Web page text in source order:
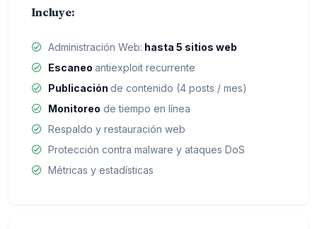
Incluye:
Administración Web: hasta 5 sitios web
Escaneo antiexploit recurrente
Publicación de contenido (4 posts / mes)
Monitoreo de tiempo en línea
Respaldo y restauración web
Protección contra malware y ataques DoS
Métricas y estadísticas